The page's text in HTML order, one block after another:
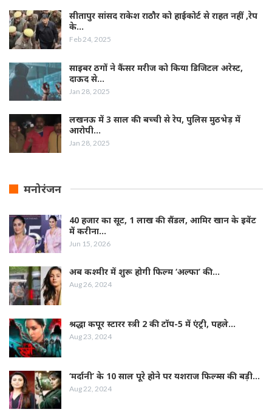
सीतापुर सांसद राकेश राठौर को हाईकोर्ट से राहत नहीं ,रेप
के…
Feb 24, 2025
साइबर ठगों ने कैंसर मरीज को किया डिजिटल अरेस्ट,
दाऊद से…
Jan 28, 2025
लखनऊ में 3 साल की बच्ची से रेप, पुलिस मुठभेड़ में
आरोपी…
Jan 28, 2025
मनोरंजन
40 हजार का सूट, 1 लाख की सैंडल, आमिर खान के इवेंट
में करीना…
Jun 15, 2026
अब कश्मीर में शुरू होगी फिल्‍म ‘अल्फा’ की…
Aug 26, 2024
श्रद्धा कपूर स्‍टारर स्‍त्री 2 की टॉप-5 में एंट्री, पहले…
Aug 23, 2024
‘मर्दानी’ के 10 साल पूरे होने पर यशराज फिल्‍म्‍स की बड़ी…
Aug 22, 2024